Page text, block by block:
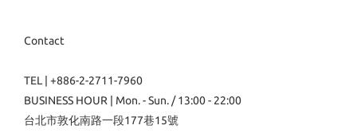
Contact
TEL | +886-2-2711-7960
BUSINESS HOUR | Mon. - Sun. / 13:00 - 22:00
台北市敦化南路一段177巷15號